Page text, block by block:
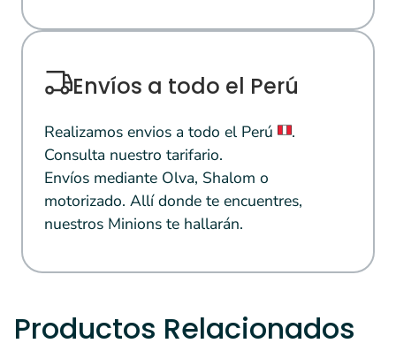
Envíos a todo el Perú
Realizamos envios a todo el Perú
.
Consulta nuestro tarifario.
Envíos mediante Olva, Shalom o
motorizado. Allí donde te encuentres,
nuestros Minions te hallarán.
Productos Relacionados